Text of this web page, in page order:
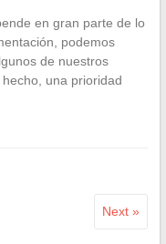
en gran parte de lo
podemos
de nuestros
una prioridad
Next »